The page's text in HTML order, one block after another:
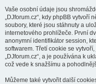
Vaše osobní údaje jsou
„DJforum.cz“, kdy phpBB vytvoří
soubory, které jsou stáhnuty a
internetového prohlížeče. První
anonymní identifikátor session,
softwarem. Třetí cookie se
„DJforum.cz“, a je používána k
což vede k snažšímu a
Můžeme také vytvořit další